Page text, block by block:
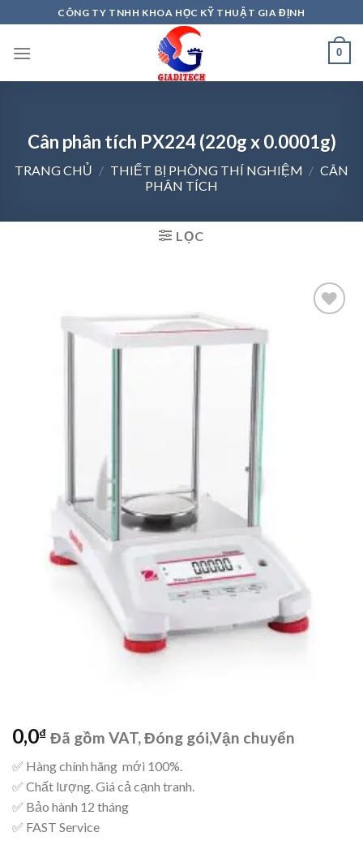
to
content
CÔNG TY TNHH KHOA HỌC KỸ THUẬT GIA ĐỊNH
0
Cân phân tích PX224 (220g x 0.0001g)
TRANG CHỦ / THIẾT BỊ PHÒNG THÍ NGHIỆM / CÂN
PHÂN TÍCH
LỌC
0,0₫ Đã gồm VAT, Đóng gói,Vận chuyển
✅ Hàng chính hãng mới 100%.
✅ Chất lượng. Giá cả cạnh tranh.
✅ Bảo hành 12 tháng
✅ FAST Service